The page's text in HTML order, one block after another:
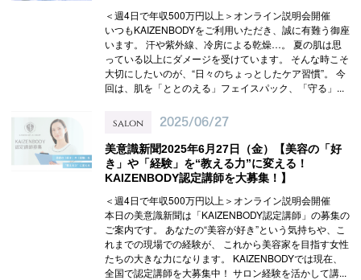
＜週4日で年収500万円以上＞オンライン説明会開催
いつもKAIZENBODYをご利用いただき、誠に有難う御座
います。 汗や紫外線、冷房による乾燥…。 夏の肌は思
っている以上にダメージを受けています。 そんな時こそ
大切にしたいのが、“日々のちょっとしたケア習慣”。 今
回は、肌を「ととのえる」フェイスパック、「守る」...
salon 2025/06/27
美意識新聞2025年6月27日（金）【美容の「好
き」や「経験」を“教える力”に変える！
KAIZENBODY認定講師を大募集！】
＜週4日で年収500万円以上＞オンライン説明会開催
本日の美意識新聞は「KAIZENBODY認定講師」の募集の
ご案内です。 あなたの“美容が好き”という気持ちや、こ
れまでの現場での経験が、 これから美容家を目指す女性
たちの大きな力になります。 KAIZENBODYでは現在、
全国で認定講師を大募集中！ サロン経験を活かして講...